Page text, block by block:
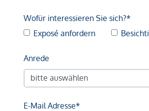
Wofür interessieren Sie sich?*
Exposé anfordern
Anrede
E-Mail Adresse*